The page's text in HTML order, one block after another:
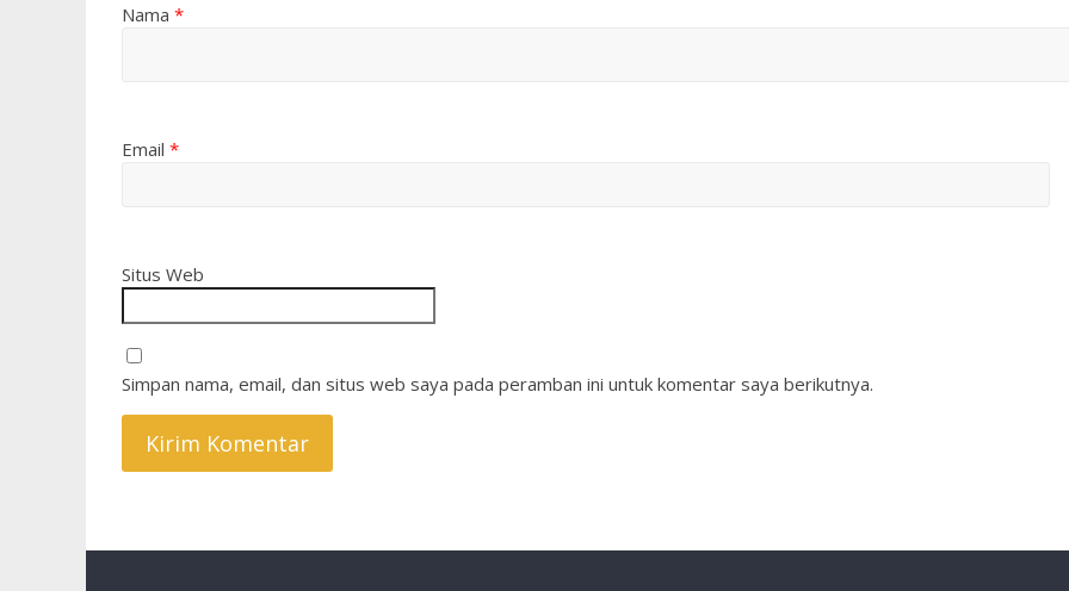
Nama *
Email *
Situs Web
Simpan nama, email, dan situs web saya pada peramban ini untuk komentar saya berikutnya.